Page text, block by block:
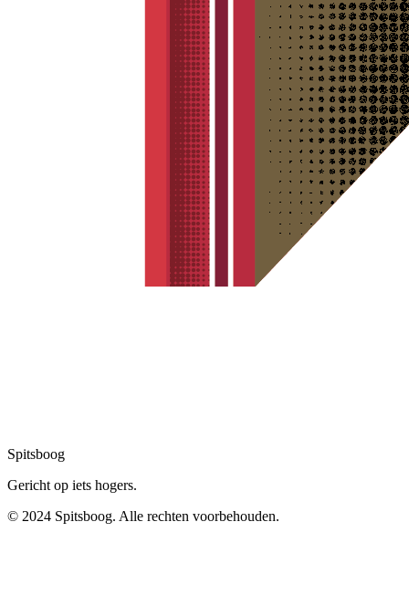
Spitsboog
Gericht op iets hogers.
© 2024 Spitsboog. Alle rechten voorbehouden.